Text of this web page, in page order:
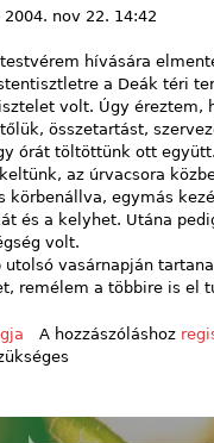
2004. nov 22. 14:42
hívására
a Deák téri
volt. Úgy éreztem,
összetartást,
órát töltöttünk ott
az úrvacsora
körbenállva, egymás
és a kelyhet. Utána
volt.
utolsó vasárnapján
remélem a többire is el
A hozzászóláshoz